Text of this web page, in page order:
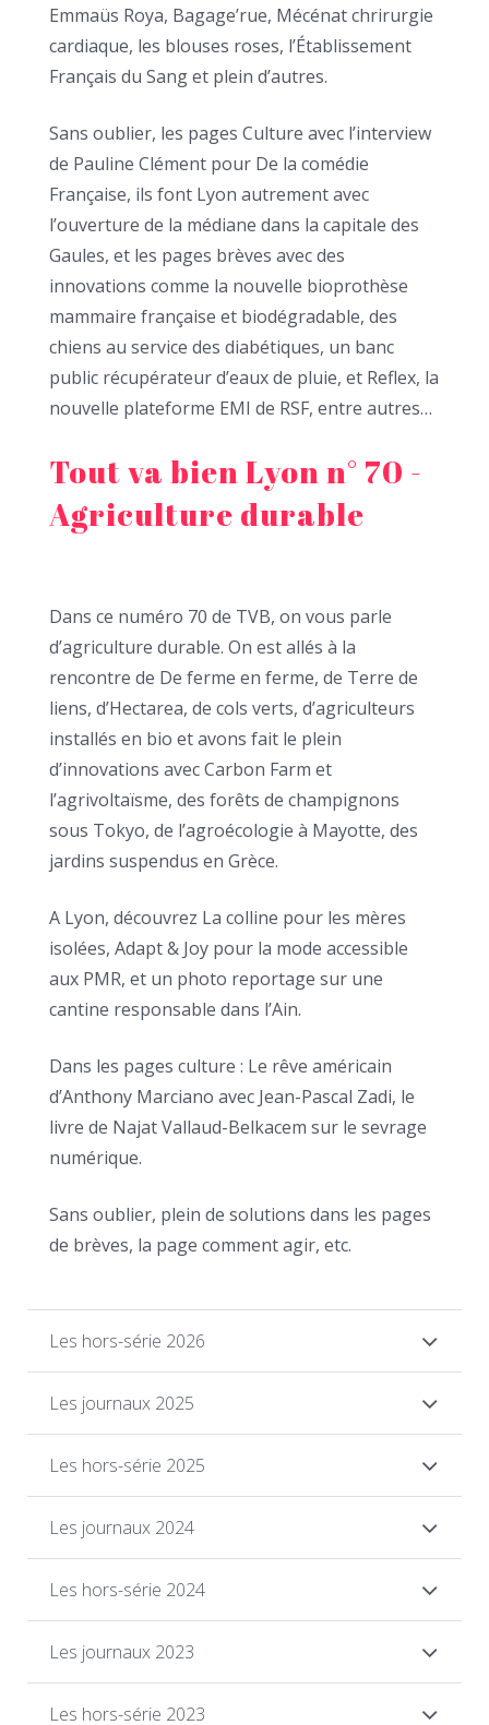
Emmaüs Roya, Bagage’rue, Mécénat chrirurgie
cardiaque, les blouses roses, l’Établissement
Français du Sanget plein d’autres.
Sans oublier, les pages Culture avec l’interview
de Pauline Clément pour De la comédie
Française, ils font Lyon autrement avec
l’ouverture de la médiane dans la capitale des
Gaules, et les pages brèves avec des
innovations comme la nouvelle bioprothèse
mammaire française et biodégradable, des
chiens au service des diabétiques, un banc
public récupérateur d’eaux de pluie, et Reflex, la
nouvelle plateforme EMI de RSF, entre autres…
Tout va bien Lyon n° 70 -
Agriculture durable
Dans ce numéro 70 de TVB, on vous parle
d’agriculture durable. On est allés à la
rencontre de De ferme en ferme, de Terre de
liens, d’Hectarea, de cols verts, d’agriculteurs
installés en bio et avons fait le plein
d’innovations avec Carbon Farm et
l’agrivoltaïsme, des forêts de champignons
sous Tokyo, de l’agroécologie à Mayotte, des
jardins suspendus en Grèce.
A Lyon, découvrez La colline pour les mères
isolées, Adapt & Joy pour la mode accessible
aux PMR, et un photo reportage sur une
cantine responsable dans l’Ain.
Dans les pages culture : Le rêve américain
d’Anthony Marciano avec Jean-Pascal Zadi, le
livre de Najat Vallaud-Belkacem sur le sevrage
numérique.
Sans oublier, plein de solutions dans les pages
de brèves, la page comment agir, etc.
Les hors-série 2026
Les journaux 2025
Les hors-série 2025
Les journaux 2024
Les hors-série 2024
Les journaux 2023
Les hors-série 2023